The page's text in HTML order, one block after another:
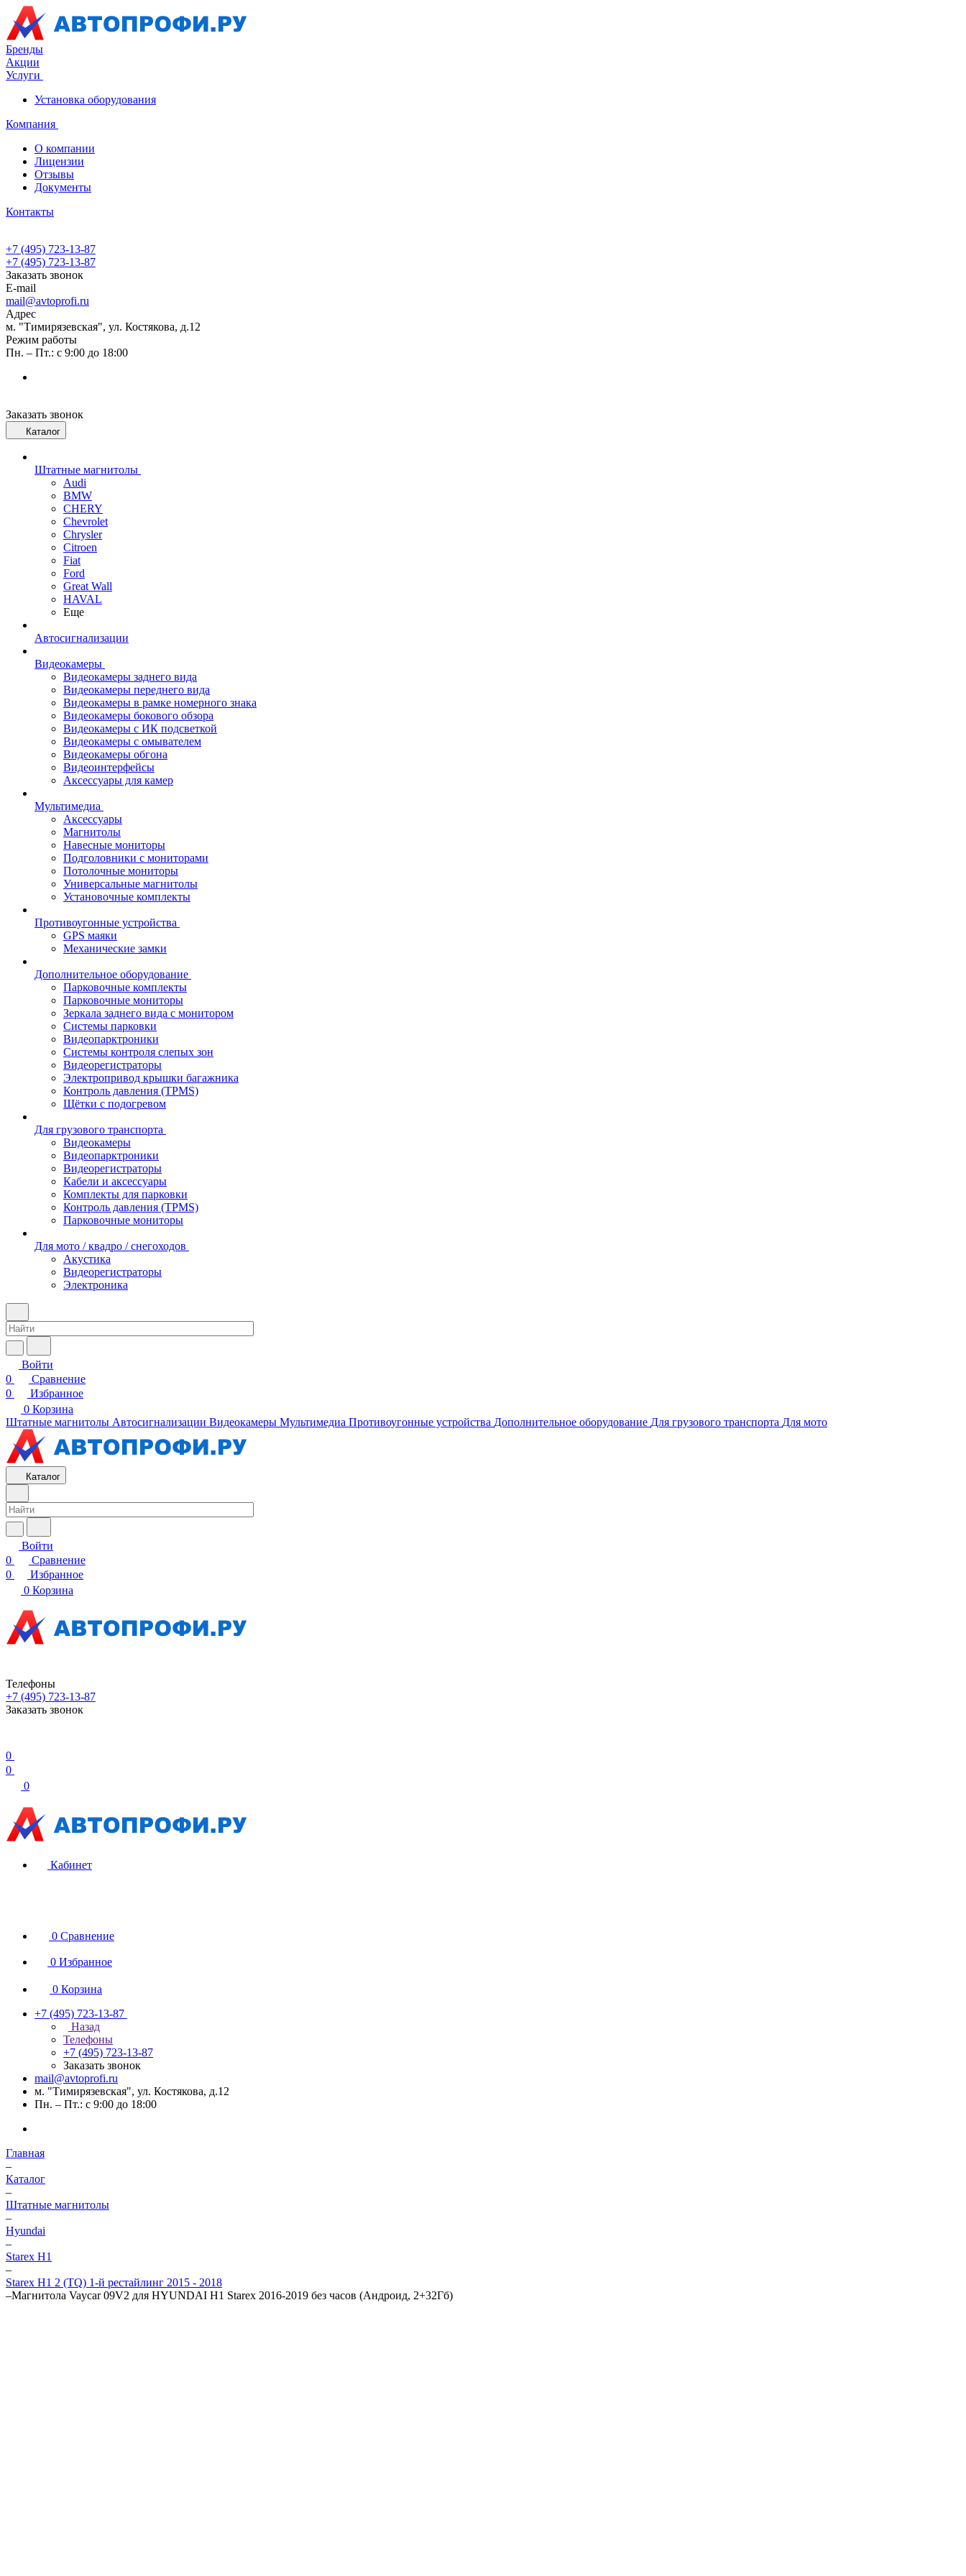
Бренды
Акции
Услуги
Установка оборудования
Компания
О компании
Лицензии
Отзывы
Документы
Контакты
+7 (495) 723-13-87
+7 (495) 723-13-87
Заказать звонок
E-mail
mail@avtoprofi.ru
Адрес
м. "Тимирязевская", ул. Костякова, д.12
Режим работы
Пн. – Пт.: с 9:00 до 18:00
Заказать звонок
Каталог
Штатные магнитолы
Audi
BMW
CHERY
Chevrolet
Chrysler
Citroen
Fiat
Ford
Great Wall
HAVAL
Еще
Автосигнализации
Видеокамеры
Видеокамеры заднего вида
Видеокамеры переднего вида
Видеокамеры в рамке номерного знака
Видеокамеры бокового обзора
Видеокамеры с ИК подсветкой
Видеокамеры с омывателем
Видеокамеры обгона
Видеоинтерфейсы
Аксессуары для камер
Мультимедиа
Аксессуары
Магнитолы
Навесные мониторы
Подголовники с мониторами
Потолочные мониторы
Универсальные магнитолы
Установочные комплекты
Противоугонные устройства
GPS маяки
Механические замки
Дополнительное оборудование
Парковочные комплекты
Парковочные мониторы
Зеркала заднего вида с монитором
Системы парковки
Видеопарктроники
Системы контроля слепых зон
Видеорегистраторы
Электропривод крышки багажника
Контроль давления (TPMS)
Щётки с подогревом
Для грузового транспорта
Видеокамеры
Видеопарктроники
Видеорегистраторы
Кабели и аксессуары
Комплекты для парковки
Контроль давления (TPMS)
Парковочные мониторы
Для мото / квадро / снегоходов
Акустика
Видеорегистраторы
Электроника
Войти
0
Сравнение
0
Избранное
0 Корзина
Штатные магнитолы Автосигнализации Видеокамеры Мультимедиа Противоугонные устройства Дополнительное оборудование Для грузового транспорта Для мото
Каталог
Войти
0
Сравнение
0
Избранное
0 Корзина
Телефоны
+7 (495) 723-13-87
Заказать звонок
0
0
0
Кабинет
0 Сравнение
0 Избранное
0 Корзина
+7 (495) 723-13-87
Назад
Телефоны
+7 (495) 723-13-87
Заказать звонок
mail@avtoprofi.ru
м. "Тимирязевская", ул. Костякова, д.12
Пн. – Пт.: с 9:00 до 18:00
Главная
–
Каталог
–
Штатные магнитолы
–
Hyundai
–
Starex H1
–
Starex H1 2 (TQ) 1-й рестайлинг 2015 - 2018
–Магнитола Vaycar 09V2 для HYUNDAI H1 Starex 2016-2019 без часов (Андроид, 2+32Гб)